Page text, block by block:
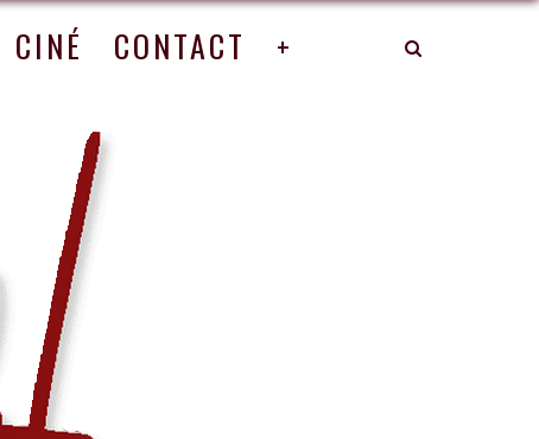
CINÉ CONTACT +